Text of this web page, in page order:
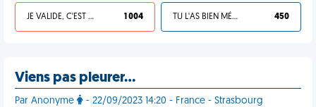
JE VALIDE, C'EST UNE VDM 1 004 TU L'AS BIEN MÉRITÉ 450
Viens pas pleurer…
Par Anonyme - 22/09/2023 14:20 - France - Strasbourg